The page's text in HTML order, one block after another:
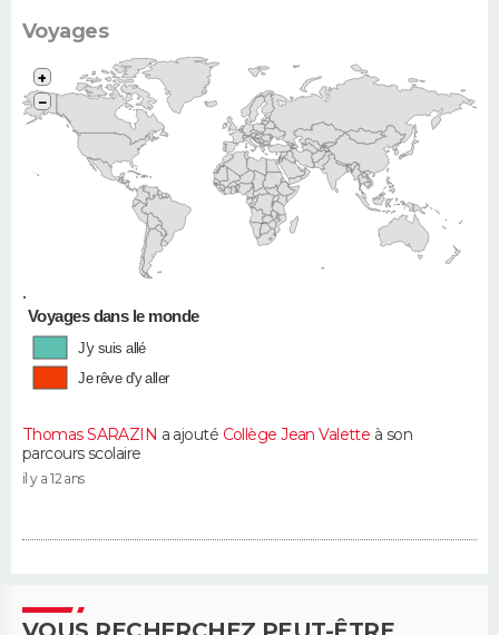
Voyages
•
+
−
Voyages dans le monde
J'y suis allé
Je rêve d'y aller
Thomas SARAZIN a ajouté Collège Jean Valette à son
parcours scolaire
il y a 12 ans